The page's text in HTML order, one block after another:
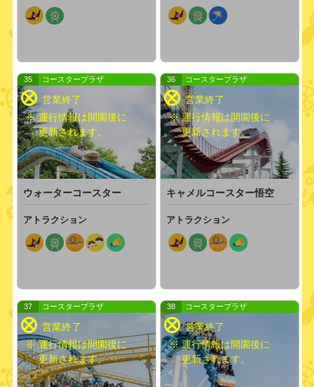
35 コースタープラザ
※ 運行情報は開園後に
更新されます。
ウォーターコースター
アトラクション
36 コースタープラザ
※ 運行情報は開園後に
更新されます。
キャメルコースター悟空
アトラクション
37 コースタープラザ
※ 運行情報は開園後に
更新されます。
38 コースタープラザ
※ 運行情報は開園後に
更新されます。